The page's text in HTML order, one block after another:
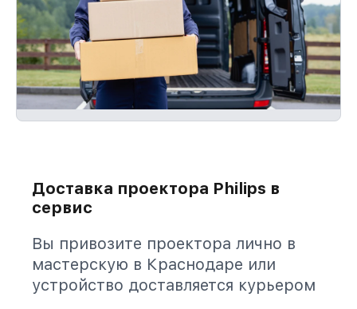
Доставка проектора Philips в
сервис
Вы привозите проектора лично в
мастерскую в Краснодаре или
устройство доставляется курьером